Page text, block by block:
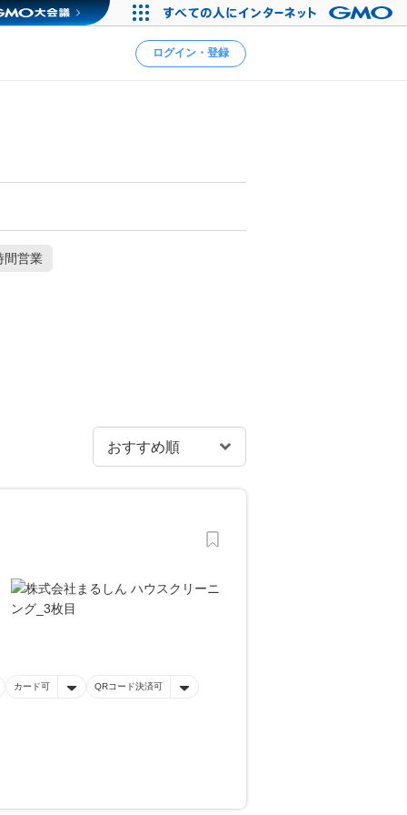
ログイン・登録
間営業
カード可 QRコード決済可